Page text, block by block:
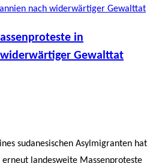
in
Gewalttat
sudanesischen Asylmigranten hat
landesweite Massenproteste